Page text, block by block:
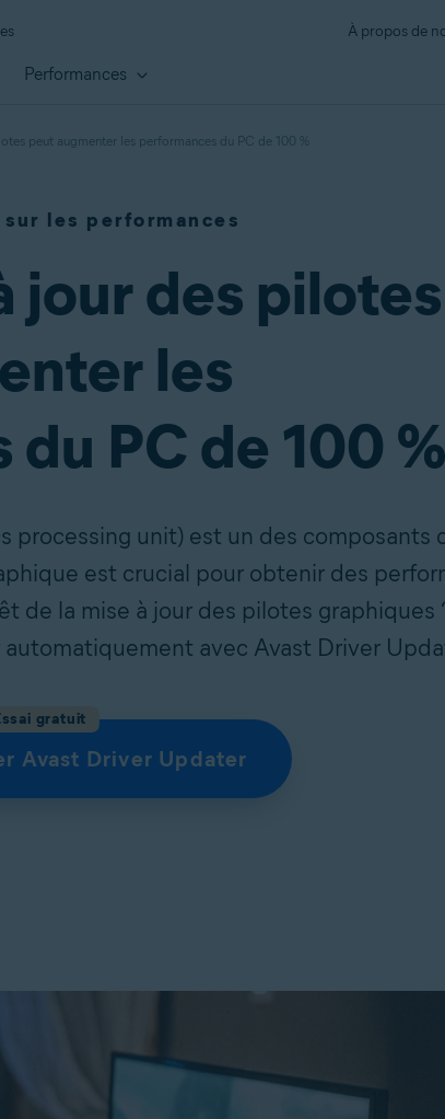
À propos de
Performances
peut augmenter les performances du PC de 100 %
sur les performances
jour des
les
PC de 100 %
processing unit) est un des composants
est crucial pour obtenir des
de la mise à jour des pilotes graphiques
avec Avast Driver
gratuit
Avast Driver Updater